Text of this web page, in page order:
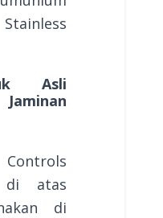
Asli
atas
di